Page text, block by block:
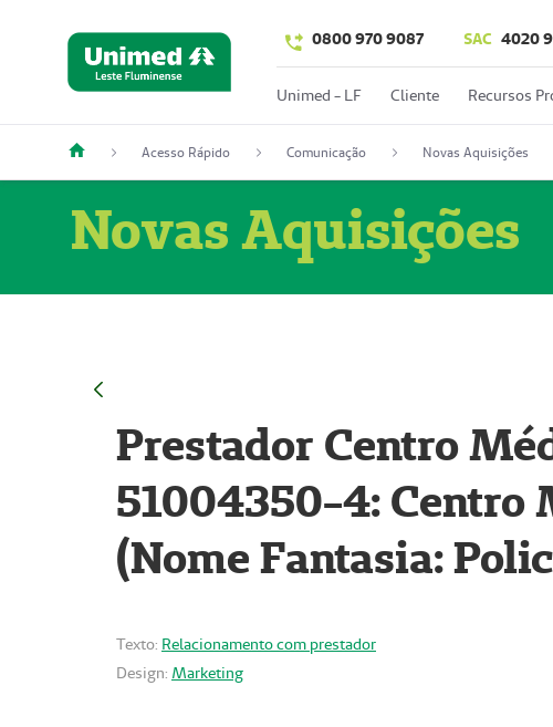
0800 970 9087 SAC 4020
Unimed - LF Cliente Recursos
Acesso Rápido Comunicação Novas Aquisições
Novas Aquisições
Prestador Centro
51004350-4: Centro
(Nome Fantasia:
Texto: Relacionamento com prestador
Design: Marketing